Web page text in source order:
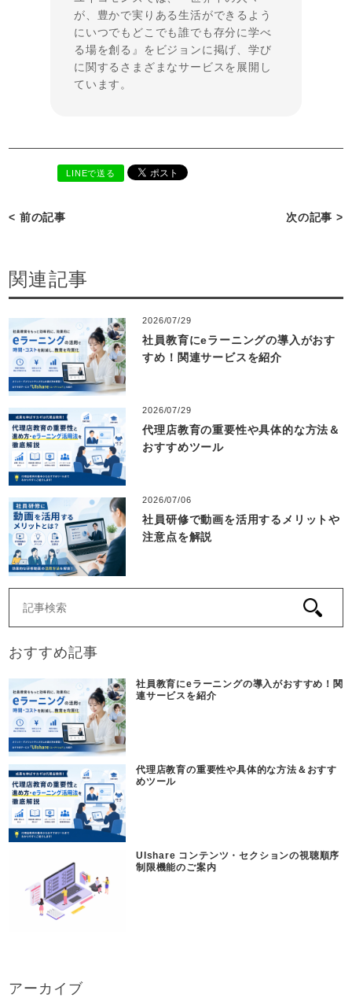
が、豊かで実りある生活ができるよう
にいつでもどこでも誰でも存分に学べ
る場を創る』をビジョンに掲げ、学び
に関するさまざまなサービスを展開し
ています。
LINEで送る
< 前の記事 次の記事 >
関連記事
2026/07/29
社員教育にeラーニングの導入がおす
すめ！関連サービスを紹介
2026/07/29
代理店教育の重要性や具体的な方法＆
おすすめツール
2026/07/06
社員研修で動画を活用するメリットや
注意点を解説
おすすめ記事
社員教育にeラーニングの導入がおすすめ！関
連サービスを紹介
代理店教育の重要性や具体的な方法＆おすす
めツール
UIshare コンテンツ・セクションの視聴順序
制限機能のご案内
アーカイブ